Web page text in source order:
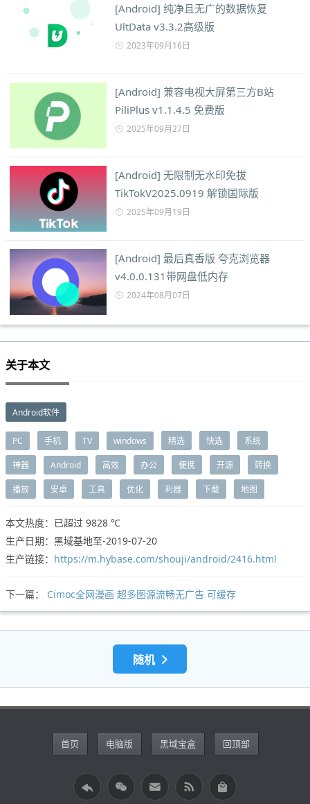
[Android] 纯净且无广的数据恢复
UltData v3.3.2高级版
2023年09月16日
[Android] 兼容电视大屏第三方B站
PiliPlus v1.1.4.5 免费版
2025年09月27日
[Android] 无限制无水印免拔
TikTokV2025.0919 解锁国际版
2025年09月19日
[Android] 最后真香版 夸克浏览器
v4.0.0.131带网盘低内存
2024年08月07日
关于本文
Android软件
PC 手机 TV windows 精选 快选 系统
神器 Android 高效 办公 便携 开源 转换
播放 安卓 工具 优化 利器 下载 地图
本文热度：已超过 9828 ℃
生产日期：黑域基地至-2019-07-20
生产链接： https://m.hybase.com/shouji/android/2416.html
下一篇： Cimoc全网漫画 超多图源流畅无广告 可缓存
随机
首页 电脑版 黑域宝盒 回顶部